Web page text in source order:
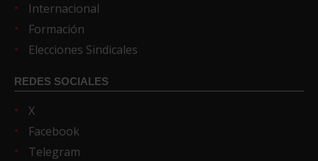
Internacional
Formación
Elecciones Sindicales
REDES SOCIALES
X
Facebook
Telegram